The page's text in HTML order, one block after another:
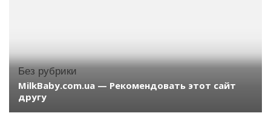
Без рубрики
MilkBaby.com.ua — Рекомендовать этот сайт
другу